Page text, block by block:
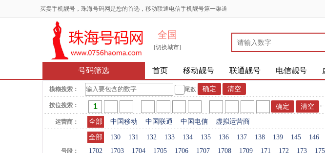
买卖手机靓号，珠海号码网是您的首选，移动联通电信手机靓号第一渠道
全国
[切换城市]
号码筛选 首页 移动靓号 联通靓号 电信靓号
模糊搜索： 尾数
按位搜索： ←
运营商： 全部 中国移动 中国联通 中国电信 虚拟运营商
号段：
全部 130 131 132 133 134 135 136 137 138 139 145 146
1702
1703 1704 1705 1706 1707 1708 1709 171 172 173 175